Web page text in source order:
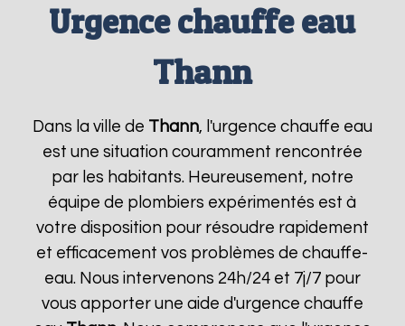
Urgence chauffe eau
Thann
Dans la ville de Thann, l'urgence chauffe eau
est une situation couramment rencontrée
par les habitants. Heureusement, notre
équipe de plombiers expérimentés est à
votre disposition pour résoudre rapidement
et efficacement vos problèmes de chauffe-
eau. Nous intervenons 24h/24 et 7j/7 pour
vous apporter une aide d'urgence chauffe